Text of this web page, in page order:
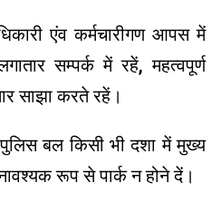
एंव कर्मचारीगण आपस में
सम्पर्क में रहें, महत्वपूर्ण
साझा करते रहें।
बल किसी भी दशा में मुख्य
रूप से पार्क न होने दें।